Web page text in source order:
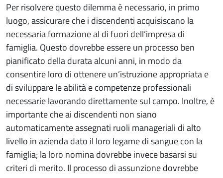
Per risolvere questo dilemma è necessario, in primo
luogo, assicurare che i discendenti acquisiscano la
necessaria formazione al di fuori dell’impresa di
famiglia. Questo dovrebbe essere un processo ben
pianificato della durata alcuni anni, in modo da
consentire loro di ottenere un’istruzione appropriata e
di sviluppare le abilità e competenze professionali
necessarie lavorando direttamente sul campo. Inoltre, è
importante che ai discendenti non siano
automaticamente assegnati ruoli manageriali di alto
livello in azienda dato il loro legame di sangue con la
famiglia; la loro nomina dovrebbe invece basarsi su
criteri di merito. Il processo di assunzione dovrebbe